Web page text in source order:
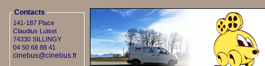
Contacts
141-187 Place
Claudius Luiset
74330 SILLINGY
04 50 68 88 41
cinebus@cinebus.fr